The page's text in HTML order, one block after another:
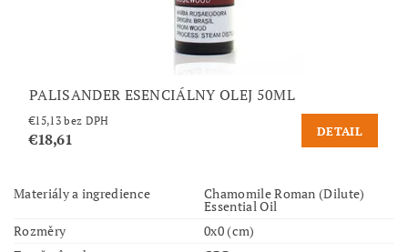
PALISANDER ESENCIÁLNY OLEJ 50ML
€15,13 bez DPH
€18,61 DETAIL
Materiály a ingredience Chamomile Roman (Dilute)
Essential Oil
Rozměry
0x0 (cm)